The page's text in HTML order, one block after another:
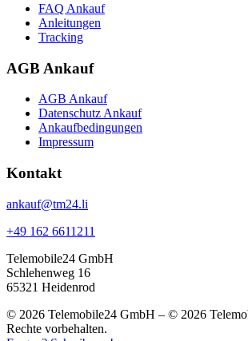
FAQ Ankauf
Anleitungen
Tracking
AGB Ankauf
AGB Ankauf
Datenschutz Ankauf
Ankaufbedingungen
Impressum
Kontakt
ankauf@tm24.li
+49 162 6611211
Telemobile24 GmbH
Schlehenweg 16
65321 Heidenrod
© 2026 Telemobile24 GmbH – © 2026
Rechte vorbehalten.